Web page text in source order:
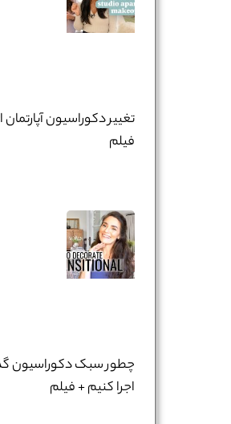
تغییر دکوراسیون
فیلم
چطور سبک دکوراسیون
اجرا کنیم + فیلم